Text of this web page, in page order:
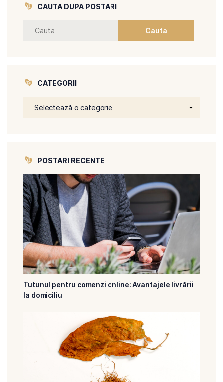
CAUTA DUPA POSTARI
CATEGORII
POSTARI RECENTE
Tutunul pentru comenzi online: Avantajele livrării
la domiciliu